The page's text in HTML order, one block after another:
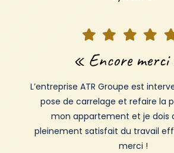
« Encore
L’entreprise ATR Groupe est
pose de carrelage et refaire la
mon appartement et je dois
pleinement satisfait du travail
merci !